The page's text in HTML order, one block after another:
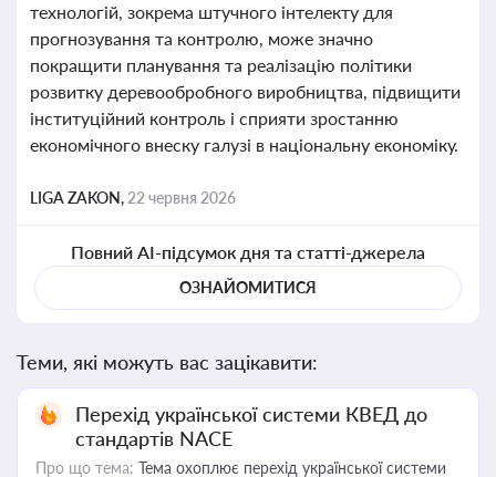
технологій, зокрема штучного інтелекту для
прогнозування та контролю, може значно
покращити планування та реалізацію політики
розвитку деревообробного виробництва, підвищити
інституційний контроль і сприяти зростанню
економічного внеску галузі в національну економіку.
LIGA ZAKON, 22 червня 2026
Повний AI-підсумок дня та статті-джерела
ОЗНАЙОМИТИСЯ
Теми, які можуть вас зацікавити:
Перехід української системи КВЕД до
стандартів NACE
Про що тема: Тема охоплює перехід української системи